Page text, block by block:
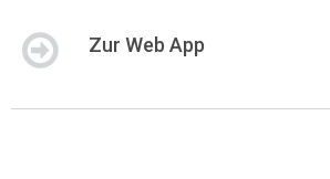
Zur Web App